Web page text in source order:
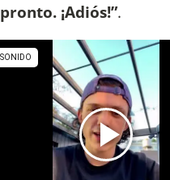
¡Adiós!”.